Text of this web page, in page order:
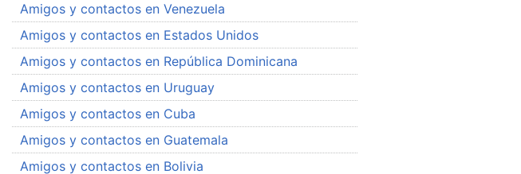
Amigos y contactos en Venezuela
Amigos y contactos en Estados Unidos
Amigos y contactos en República Dominicana
Amigos y contactos en Uruguay
Amigos y contactos en Cuba
Amigos y contactos en Guatemala
Amigos y contactos en Bolivia